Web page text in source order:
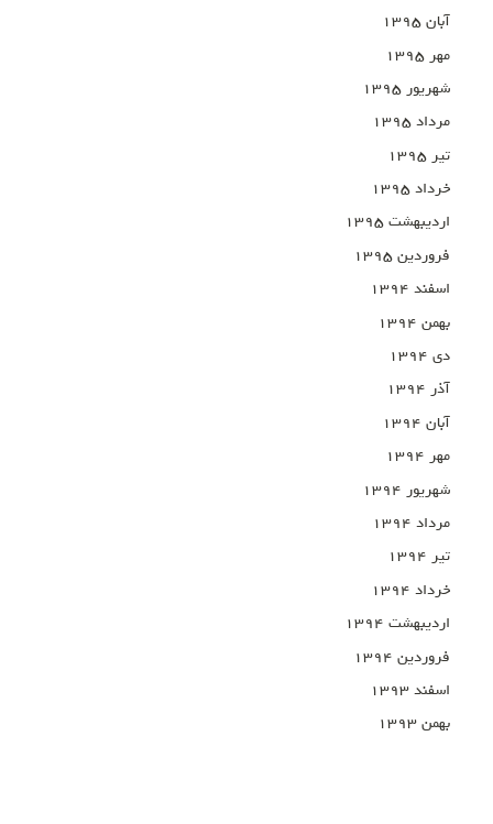
آبان ۱۳۹۵
مهر ۱۳۹۵
شهریور ۱۳۹۵
مرداد ۱۳۹۵
تیر ۱۳۹۵
خرداد ۱۳۹۵
اردیبهشت ۱۳۹۵
فروردین ۱۳۹۵
اسفند ۱۳۹۴
بهمن ۱۳۹۴
دی ۱۳۹۴
آذر ۱۳۹۴
آبان ۱۳۹۴
مهر ۱۳۹۴
شهریور ۱۳۹۴
مرداد ۱۳۹۴
تیر ۱۳۹۴
خرداد ۱۳۹۴
اردیبهشت ۱۳۹۴
فروردین ۱۳۹۴
اسفند ۱۳۹۳
بهمن ۱۳۹۳